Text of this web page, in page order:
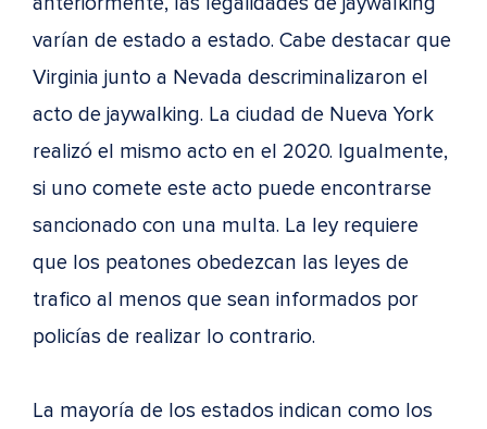
varían de estado a estado. Cabe destacar que
Virginia junto a Nevada descriminalizaron el
acto de jaywalking. La ciudad de Nueva York
realizó el mismo acto en el 2020. Igualmente,
si uno comete este acto puede encontrarse
sancionado con una multa. La ley requiere
que los peatones obedezcan las leyes de
trafico al menos que sean informados por
policías de realizar lo contrario.
La mayoría de los estados indican como los